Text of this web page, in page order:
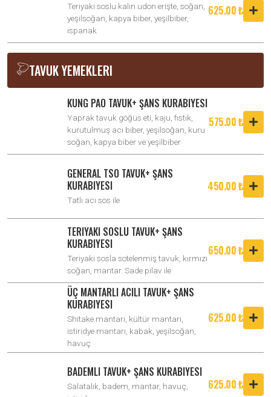
Teriyaki soslu kalın udon erişte, soğan,
yeşilsoğan, kapya biber, yeşilbiber,
ıspanak
625.00 ₺
TAVUK YEMEKLERI
KUNG PAO TAVUK+ ŞANS KURABIYESI
Yaprak tavuk göğüs eti, kaju, fıstık,
kurutulmuş acı biber, yeşilsoğan, kuru
soğan, kapya biber ve yeşilbiber
575.00 ₺
GENERAL TSO TAVUK+ ŞANS
KURABIYESI
Tatlı acı sos ile
450.00 ₺
TERIYAKI SOSLU TAVUK+ ŞANS
KURABIYESI
Teriyaki sosla sotelenmiş tavuk, kırmızı
soğan, mantar. Sade pilav ile
650.00 ₺
ÜÇ MANTARLI ACILI TAVUK+ ŞANS
KURABIYESI
Shitake mantarı, kültür mantarı,
istiridye mantarı, kabak, yeşilsoğan,
havuç
625.00 ₺
BADEMLI TAVUK+ ŞANS KURABIYESI
Salatalık, badem, mantar, havuç,
625.00 ₺